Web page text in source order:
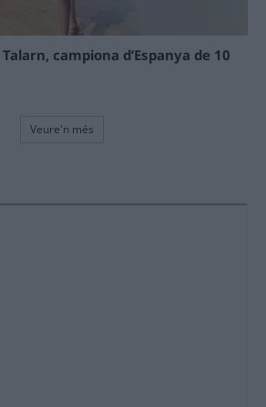
campiona d’Espanya de 10
Veure'n més